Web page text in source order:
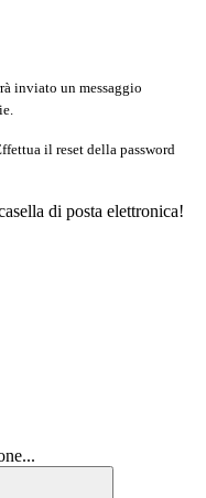
inviato un messaggio
il reset della password
di posta elettronica!